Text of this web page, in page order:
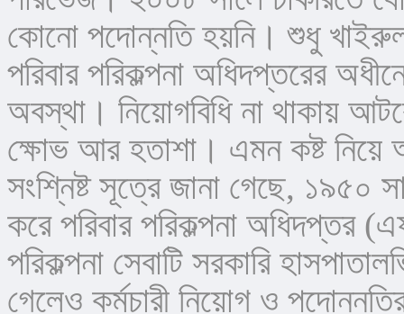
কোনো পদোন্নতি হয়নি। শুধু খাইরুল
পরিবার পরিকল্পনা অধিদপ্তরের
অবস্থা। নিয়োগবিধি না থাকায়
ক্ষোভ আর হতাশা। এমন কষ্ট নিয়ে
সংশ্নিষ্ট সূত্রে জানা গেছে, ১৯৫০
করে পরিবার পরিকল্পনা অধিদপ্তর
পরিকল্পনা সেবাটি সরকারি
গেলেও কর্মচারী নিয়োগ ও